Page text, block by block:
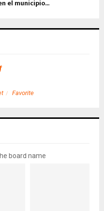
el municipio...
Favorite
board name